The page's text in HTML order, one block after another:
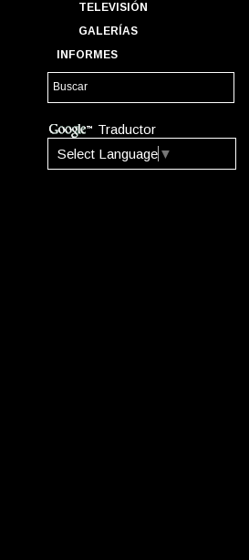
TELEVISIÓN
GALERÍAS
INFORMES
Traductor
Select Language ▼